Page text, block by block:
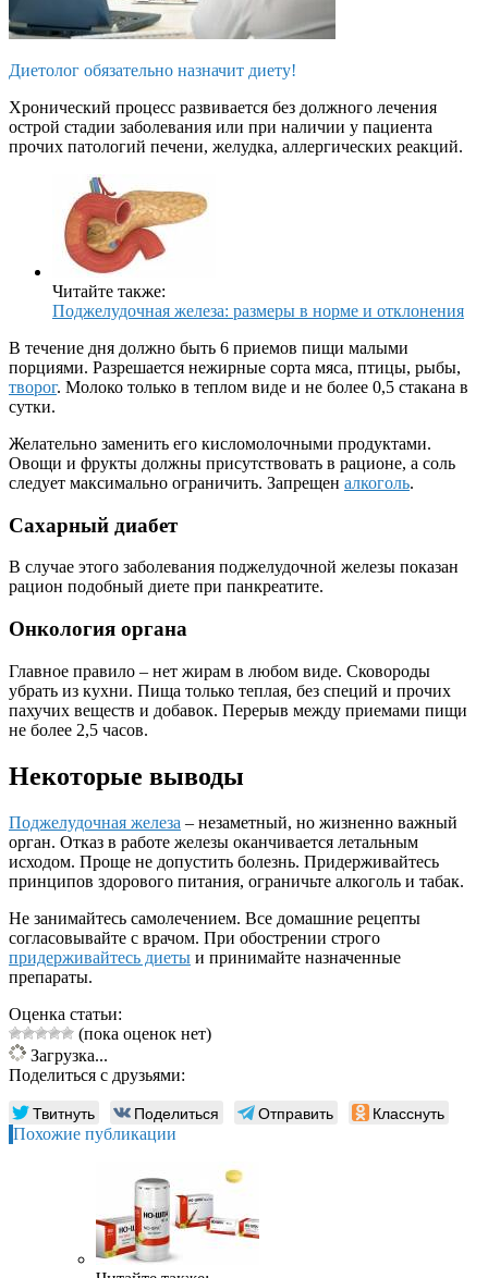
Диетолог обязательно назначит диету!
Хронический процесс развивается без должного лечения
острой стадии заболевания или при наличии у пациента
прочих патологий печени, желудка, аллергических реакций.
Читайте также:
Поджелудочная железа: размеры в норме и отклонения
В течение дня должно быть 6 приемов пищи малыми
порциями. Разрешается нежирные сорта мяса, птицы, рыбы,
творог. Молоко только в теплом виде и не более 0,5 стакана в
сутки.
Желательно заменить его кисломолочными продуктами.
Овощи и фрукты должны присутствовать в рационе, а соль
следует максимально ограничить. Запрещен алкоголь.
Сахарный диабет
В случае этого заболевания поджелудочной железы показан
рацион подобный диете при панкреатите.
Онкология органа
Главное правило – нет жирам в любом виде. Сковороды
убрать из кухни. Пища только теплая, без специй и прочих
пахучих веществ и добавок. Перерыв между приемами пищи
не более 2,5 часов.
Некоторые выводы
Поджелудочная железа – незаметный, но жизненно важный
орган. Отказ в работе железы оканчивается летальным
исходом. Проще не допустить болезнь. Придерживайтесь
принципов здорового питания, ограничьте алкоголь и табак.
Не занимайтесь самолечением. Все домашние рецепты
согласовывайте с врачом. При обострении строго
придерживайтесь диеты и принимайте назначенные
препараты.
Оценка статьи:
(пока оценок нет)
Загрузка...
Поделиться с друзьями:
Твитнуть Поделиться Отправить Класснуть
Похожие публикации